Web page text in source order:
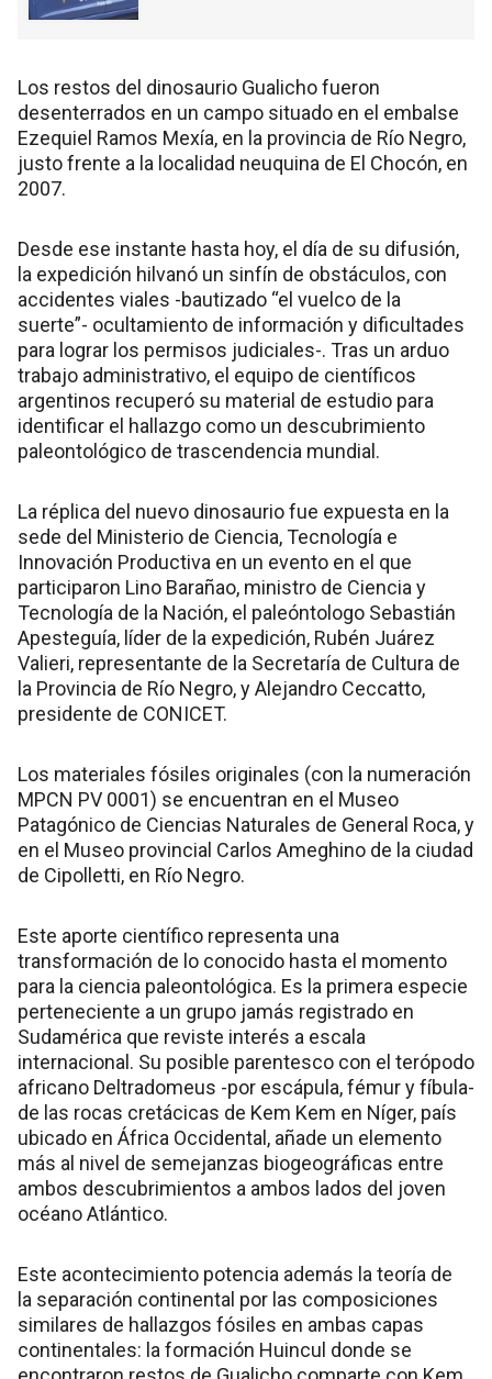
Los restos del dinosaurio Gualicho fueron
desenterrados en un campo situado en el embalse
Ezequiel Ramos Mexía, en la provincia de Río Negro,
justo frente a la localidad neuquina de El Chocón, en
2007.
Desde ese instante hasta hoy, el día de su difusión,
la expedición hilvanó un sinfín de obstáculos, con
accidentes viales -bautizado “el vuelco de la
suerte”- ocultamiento de información y dificultades
para lograr los permisos judiciales-. Tras un arduo
trabajo administrativo, el equipo de científicos
argentinos recuperó su material de estudio para
identificar el hallazgo como un descubrimiento
paleontológico de trascendencia mundial.
La réplica del nuevo dinosaurio fue expuesta en la
sede del Ministerio de Ciencia, Tecnología e
Innovación Productiva en un evento en el que
participaron Lino Barañao, ministro de Ciencia y
Tecnología de la Nación, el paleóntologo Sebastián
Apesteguía, líder de la expedición, Rubén Juárez
Valieri, representante de la Secretaría de Cultura de
la Provincia de Río Negro, y Alejandro Ceccatto,
presidente de CONICET.
Los materiales fósiles originales (con la numeración
MPCN PV 0001) se encuentran en el Museo
Patagónico de Ciencias Naturales de General Roca, y
en el Museo provincial Carlos Ameghino de la ciudad
de Cipolletti, en Río Negro.
Este aporte científico representa una
transformación de lo conocido hasta el momento
para la ciencia paleontológica. Es la primera especie
perteneciente a un grupo jamás registrado en
Sudamérica que reviste interés a escala
internacional. Su posible parentesco con el terópodo
africano Deltradomeus -por escápula, fémur y fíbula-
de las rocas cretácicas de Kem Kem en Níger, país
ubicado en África Occidental, añade un elemento
más al nivel de semejanzas biogeográficas entre
ambos descubrimientos a ambos lados del joven
océano Atlántico.
Este acontecimiento potencia además la teoría de
la separación continental por las composiciones
similares de hallazgos fósiles en ambas capas
continentales: la formación Huincul donde se